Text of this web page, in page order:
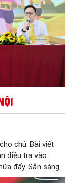
chú. Bài viết
điều tra vào
đấy. Sẵn sàng
lại cho Thy. Cô